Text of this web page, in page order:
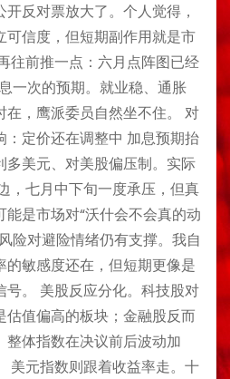
反对票放大了。个人觉得，
可信度，但短期副作用就是市
往前推一点：六月点阵图已经
一次的预期。就业稳、通胀
，鹰派委员自然坐不住。 对
定价还在调整中 加息预期抬
多美元、对美股偏压制。实际
，七月中下旬一度承压，但真
是市场对“沃什会不会真的动
险对避险情绪仍有支撑。我自
的敏感度还在，但短期更像是
。 美股反应分化。科技股对
值偏高的板块；金融股反而
体指数在决议前后波动加
美元指数则跟着收益率走。十